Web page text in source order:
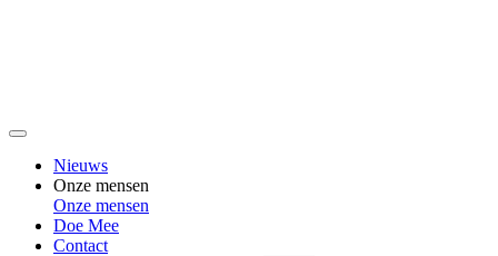
Nieuws
Onze mensen
Onze mensen
Doe Mee
Contact